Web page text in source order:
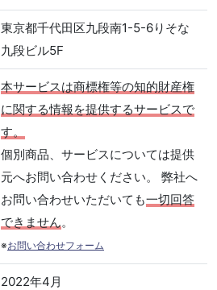
東京都千代田区九段南1-5-6りそな
九段ビル5F
本サービスは商標権等の知的財産権
に関する情報を提供するサービスで
す。
個別商品、サービスについては提供
元へお問い合わせください。 弊社へ
お問い合わせいただいても一切回答
できません。
※お問い合わせフォーム
2022年4月